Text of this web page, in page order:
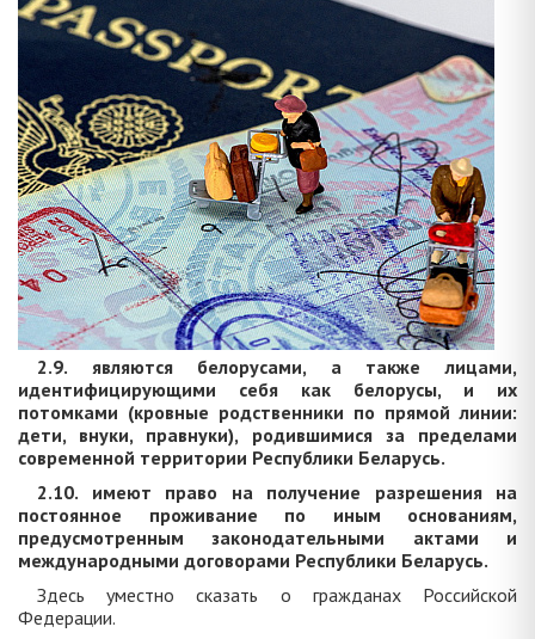
2.9. являются белорусами, а также лицами,
идентифицирующими себя как белорусы, и их
потомками (кровные родственники по прямой линии:
дети, внуки, правнуки), родившимися за пределами
современной территории Республики Беларусь.
2.10. имеют право на получение разрешения на
постоянное проживание по иным основаниям,
предусмотренным законодательными актами и
международными договорами Республики Беларусь.
Здесь уместно сказать о гражданах Российской
Федерации.